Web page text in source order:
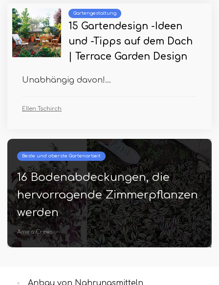
Gartengestaltung
15 Gartendesign -Ideen
und -Tipps auf dem Dach
| Terrace Garden Design
Unabhängig davon!...
Ellen Tschirch
Beste und oberste Gartenarbeit
16 Bodenabdeckungen, die
hervorragende Zimmerpflanzen
werden
Amira Crews
Anbau von Nahrungsmitteln